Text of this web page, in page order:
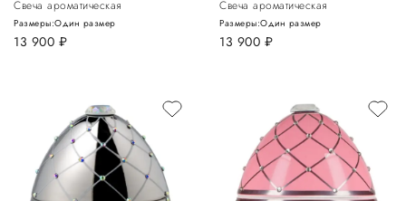
Свеча ароматическая
13 900 руб.
Размеры:Один размер
Свеча ароматическая
13 900 руб.
Размеры:Один размер